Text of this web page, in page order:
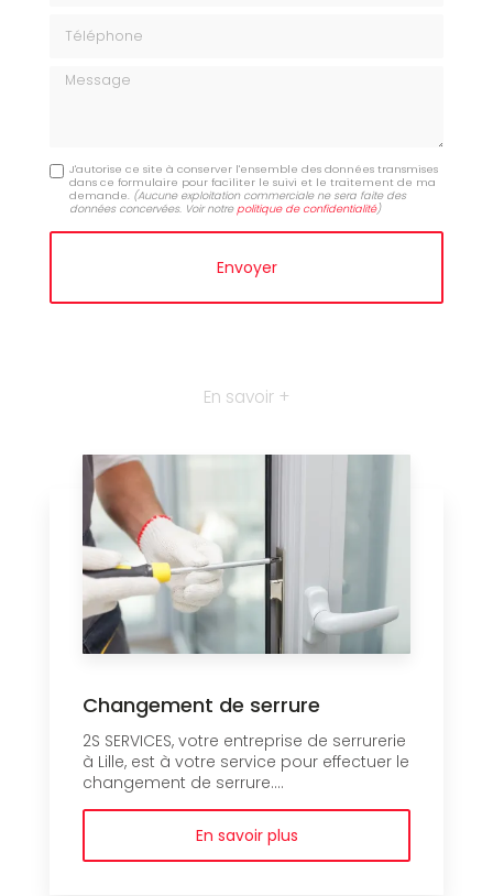
Message
J'autorise ce site à conserver l'ensemble des données transmises
dans ce formulaire pour faciliter le suivi et le traitement de ma
demande. (Aucune exploitation commerciale ne sera faite des
données concervées. Voir notrepolitique de confidentialité)
En savoir +
Changement de serrure
2S SERVICES, votre entreprise de serrurerie
à Lille, est à votre service pour effectuer le
changement de serrure....
En savoir plus